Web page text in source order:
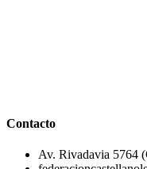
Contacto
Av. Rivadavia 5764